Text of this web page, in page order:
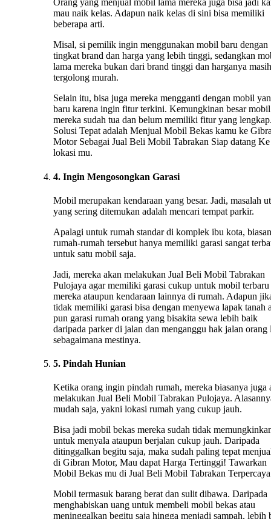
Orang yang menjual mobil lama mereka juga bisa jadi
mau naik kelas. Adapun naik kelas di sini bisa memiliki
beberapa arti.
Misal, si pemilik ingin menggunakan mobil baru dengan
tingkat brand dan harga yang lebih tinggi, sedangkan
lama mereka bukan dari brand tinggi dan harganya masih
tergolong murah.
Selain itu, bisa juga mereka mengganti dengan mobil
baru karena ingin fitur terkini. Kemungkinan besar mobil
mereka sudah tua dan belum memiliki fitur yang
Solusi Tepat adalah Menjual Mobil Bekas kamu ke
Motor Sebagai Jual Beli Mobil Tabrakan Siap datang Ke
lokasi mu.
4. Ingin Mengosongkan Garasi
Mobil merupakan kendaraan yang besar. Jadi, masalah
yang sering ditemukan adalah mencari tempat parkir.
Apalagi untuk rumah standar di komplek ibu kota,
rumah-rumah tersebut hanya memiliki garasi sangat
untuk satu mobil saja.
Jadi, mereka akan melakukan Jual Beli Mobil Tabrakan
Pulojaya agar memiliki garasi cukup untuk mobil terbaru
mereka ataupun kendaraan lainnya di rumah. Adapun
tidak memiliki garasi bisa dengan menyewa lapak tanah
pun garasi rumah orang yang bisakita sewa lebih baik
daripada parker di jalan dan menganggu hak jalan orang
sebagaimana mestinya.
5. Pindah Hunian
Ketika orang ingin pindah rumah, mereka biasanya juga
melakukan Jual Beli Mobil Tabrakan Pulojaya.
mudah saja, yakni lokasi rumah yang cukup jauh.
Bisa jadi mobil bekas mereka sudah tidak
untuk menyala ataupun berjalan cukup jauh. Daripada
ditinggalkan begitu saja, maka sudah paling tepat
di Gibran Motor, Mau dapat Harga Tertinggi! Tawarkan
Mobil Bekas mu di Jual Beli Mobil Tabrakan
Mobil termasuk barang berat dan sulit dibawa. Daripada
menghabiskan uang untuk membeli mobil bekas atau
meninggalkan begitu saja hingga menjadi sampah, lebih